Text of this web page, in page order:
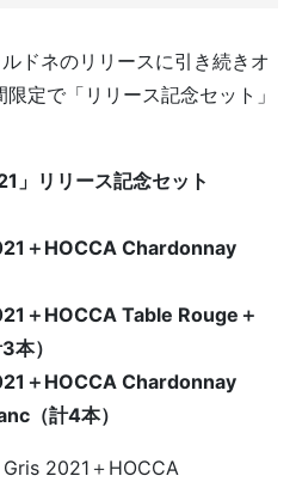
ドネのリリースに引き続きオ
定で「リリース記念セット」
」リリース記念セット
＋HOCCA Chardonnay
＋HOCCA Table Rouge＋
本）
＋HOCCA Chardonnay
（計4本）
2021＋HOCCA